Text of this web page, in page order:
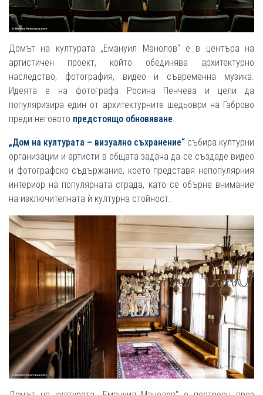
Домът на културата „Емануил Манолов“ е в центъра на
артистичен проект, който обединява архитектурно
наследство, фотография, видео и съвременна музика.
Идеята е на фотографа Росина Пенчева и цели да
популяризира един от архитектурните шедьоври на Габрово
преди неговото предстоящо обновяване.
„Дом на културата – визуално съхранение“ събира културни
организации и артисти в общата задача да се създаде видео
и фотографско съдържание, което представя непопулярния
интериор на популярната сграда, като се обърне внимание
на изключителната ѝ културна стойност.